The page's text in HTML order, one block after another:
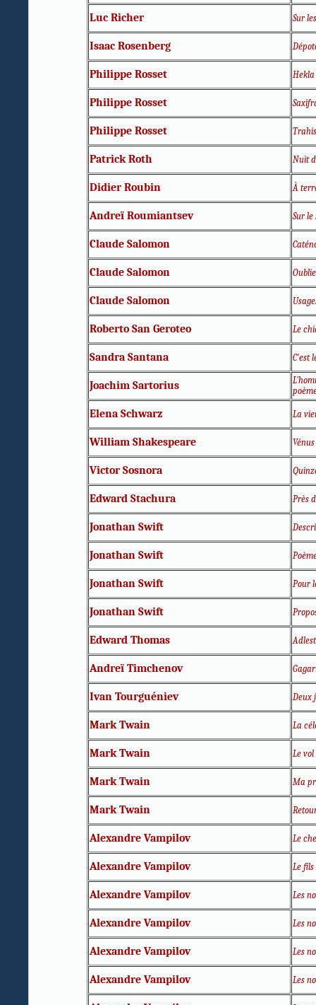
Luc Richer Sur
Isaac Rosenberg
Philippe Rosset Hekla
Philippe Rosset
Philippe Rosset
Patrick Roth Nuit
Didier Roubin À
Andreï Roumiantsev Sur
Claude Salomon
Claude Salomon
Claude Salomon
Roberto San Geroteo Le
Sandra Santana C'est
Joachim Sartorius
Elena Schwarz La
William Shakespeare
Victor Sosnora
Edward Stachura Près
Jonathan Swift
Jonathan Swift
Jonathan Swift Pour
Jonathan Swift
Edward Thomas
Andreï Timchenov
Ivan Tourguéniev Deux
Mark Twain La
Mark Twain Le
Mark Twain Ma
Mark Twain
Alexandre Vampilov Le
Alexandre Vampilov Le
Alexandre Vampilov Les
Alexandre Vampilov Les
Alexandre Vampilov Les
Alexandre Vampilov Les